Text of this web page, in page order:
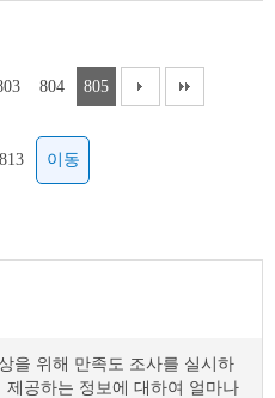
804 805
813 이동
을 위해 만족도 조사를 실시하
제공하는 정보에 대하여 얼마나